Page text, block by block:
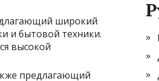
широкий
и бытовой техники.
высокой
предлагающий